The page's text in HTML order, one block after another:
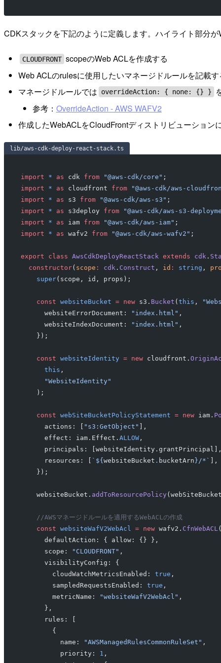
CDKスタックを下記のように定義します。ハイライト部分
CLOUDFRONT scopeのWeb ACLを作成する
Web ACLのrulesに使用したいマネージドルールを記載す
マネージドルールでは
overrideAction: { none: {} }
参考： OverrideAction - AWS WAFV2
作成したWebACLをCloudFrontディストリビューション
lib/aws-cdk-deploy-react-stack.ts
import * as cdk from "@aws-cdk/core" ;
import * as cloudfront from "@aws-cdk/aws-
import * as s3 from "@aws-cdk/aws-s3" ;
import * as s3deploy from "@aws-cdk/aws-s3-
import * as iam from "@aws-cdk/aws-iam" ;
import * as wafv2 from "@aws-cdk/aws-wafv2" ;
export class AwsCdkDeployReactStack extends cdk.
  constructor
( scope : cdk. Construct , id : string ,
    super
(scope, id, props);
    const
websiteBucket = new s3. Bucket ( this ,
      websiteErrorDocument:
"index.html" ,
      websiteIndexDocument:
"index.html" ,
    });
    const
websiteIdentity = new cloudfront.
      this
,
      "WebsiteIdentity"
    );
    const
webSiteBucketPolicyStatement = new iam.
      actions: [
"s3:GetObject"
],
      effect: iam.Effect.
ALLOW,
principals:
      resources: [
`${ websiteBucket . bucketArn }/*`
],
    });
    websiteBucket.
addToResourcePolicy
    //AWSマネージドルールを適用するWebACLの作成
    const
websiteWafV2WebAcl = new wafv2. CfnWebACL
      defaultAction: { allow: {} },
      scope:
"CLOUDFRONT" ,
      visibilityConfig: {
        cloudWatchMetricsEnabled:
true ,
        sampledRequestsEnabled:
true ,
        metricName:
"websiteWafV2WebAcl" ,
      },
      rules: [
        {
          name:
"AWSManagedRulesCommonRuleSet" ,
          priority:
1 ,